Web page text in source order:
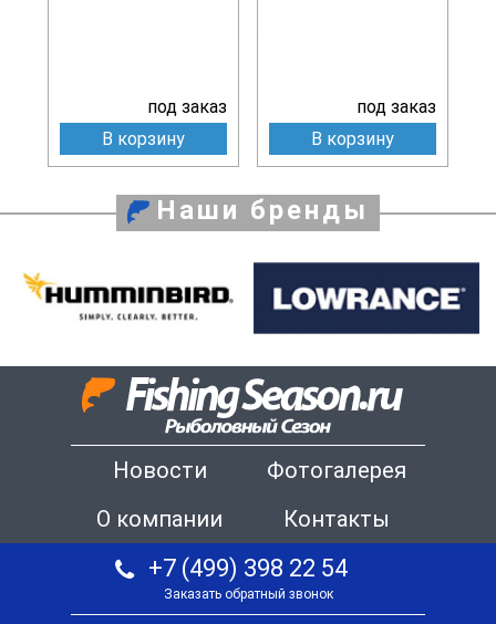
под заказ
В корзину
под заказ
В корзину
Наши бренды
Новости
Фотогалерея
О компании
Контакты
+7 (499) 398 22 54
Заказать обратный звонок